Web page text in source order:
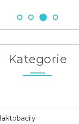
Kategorie